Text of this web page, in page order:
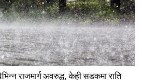
राजमार्ग अवरुद्ध, केही सडकमा राति